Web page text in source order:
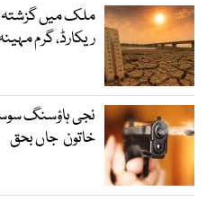
ملک میں
ریکارڈ، گرم
نجی ہاؤسنگ
خاتون جاں بحق